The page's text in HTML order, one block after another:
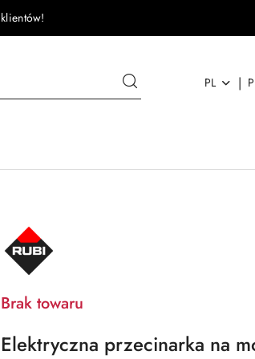
PL |
NAZWA
PRODUCENTA:
RUBI
Brak towaru
Elektryczna przecinarka na